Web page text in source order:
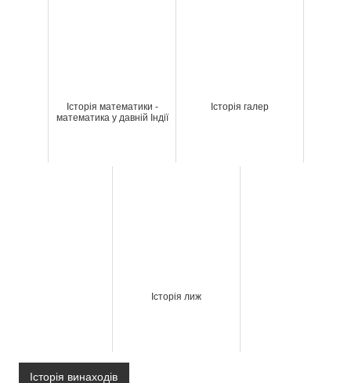
Історія математики -
математика у давній Індії
Історія галер
Історія лиж
Історія винаходів